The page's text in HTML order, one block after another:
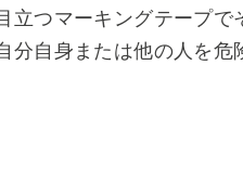
立つマーキングテープで
分自身または他の人を危